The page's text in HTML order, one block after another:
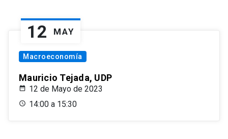
12 MAY
Macroeconomía
Mauricio Tejada, UDP
12 de Mayo de 2023
14:00 a 15:30